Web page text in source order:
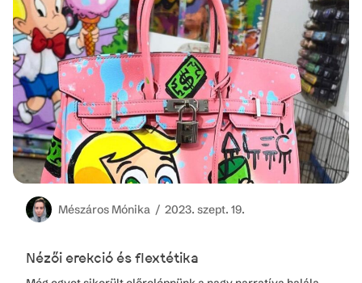
Mészáros Mónika / 2023. szept. 19.
Nézői erekció és flextétika